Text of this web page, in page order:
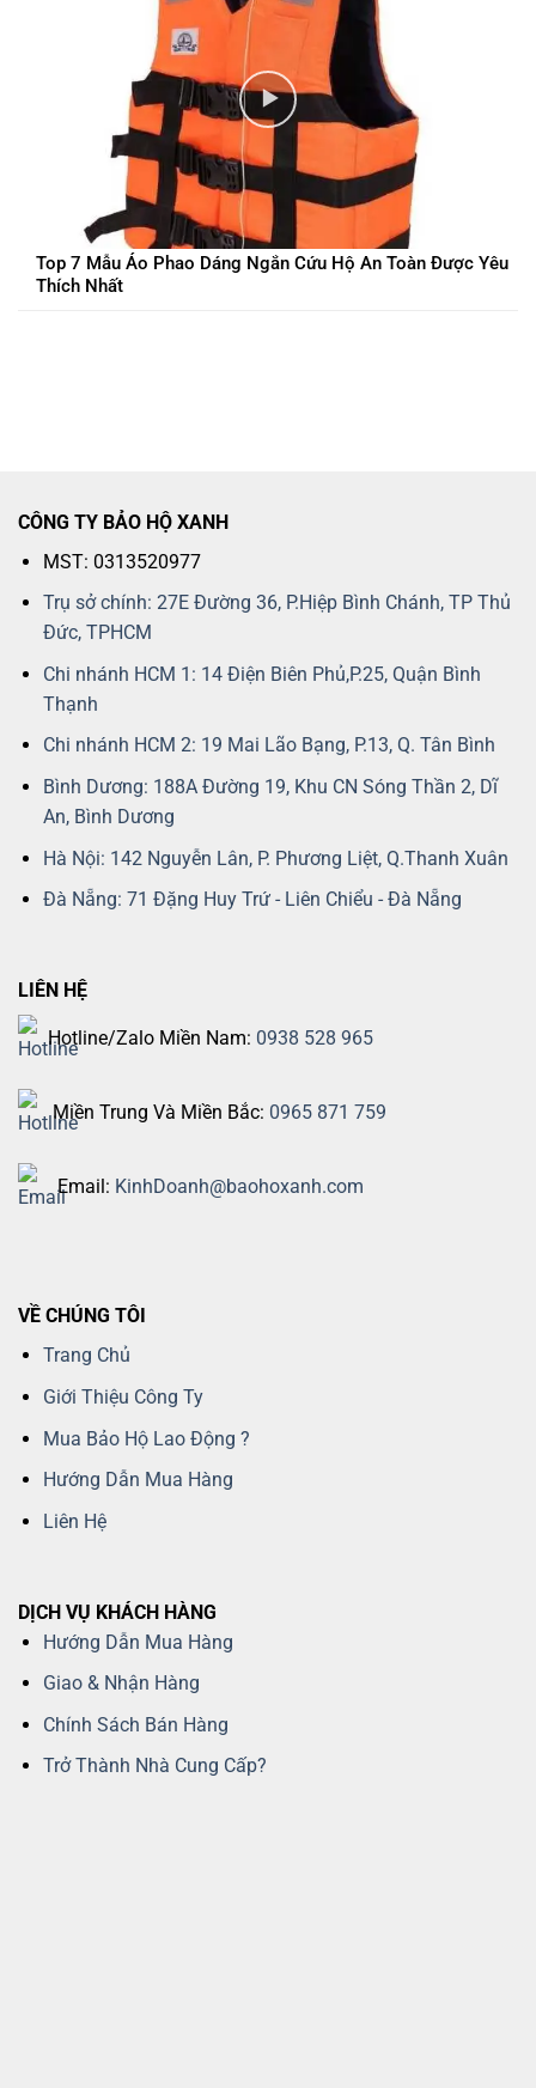
Top 7 Mẫu Áo Phao Dáng Ngắn Cứu Hộ An Toàn Được Yêu
Thích Nhất
CÔNG TY BẢO HỘ XANH
MST: 0313520977
Trụ sở chính: 27E Đường 36, P.Hiệp Bình Chánh, TP Thủ
Đức, TPHCM
Chi nhánh HCM 1: 14 Điện Biên Phủ,P.25, Quận Bình
Thạnh
Chi nhánh HCM 2: 19 Mai Lão Bạng, P.13, Q. Tân Bình
Bình Dương: 188A Đường 19, Khu CN Sóng Thần 2, Dĩ
An, Bình Dương
Hà Nội: 142 Nguyễn Lân, P. Phương Liệt, Q.Thanh Xuân
Đà Nẵng: 71 Đặng Huy Trứ - Liên Chiểu - Đà Nẵng
LIÊN HỆ
Hotline/Zalo Miền Nam: 0938 528 965
Miền Trung Và Miền Bắc: 0965 871 759
Email: KinhDoanh@baohoxanh.com
VỀ CHÚNG TÔI
Trang Chủ
Giới Thiệu Công Ty
Mua Bảo Hộ Lao Động ?
Hướng Dẫn Mua Hàng
Liên Hệ
DỊCH VỤ KHÁCH HÀNG
Hướng Dẫn Mua Hàng
Giao & Nhận Hàng
Chính Sách Bán Hàng
Trở Thành Nhà Cung Cấp?